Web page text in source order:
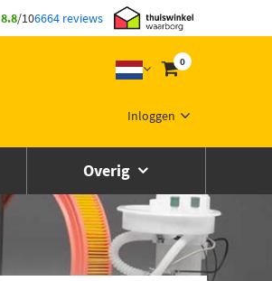
8.8/106664 reviews
0
Inloggen
Overig